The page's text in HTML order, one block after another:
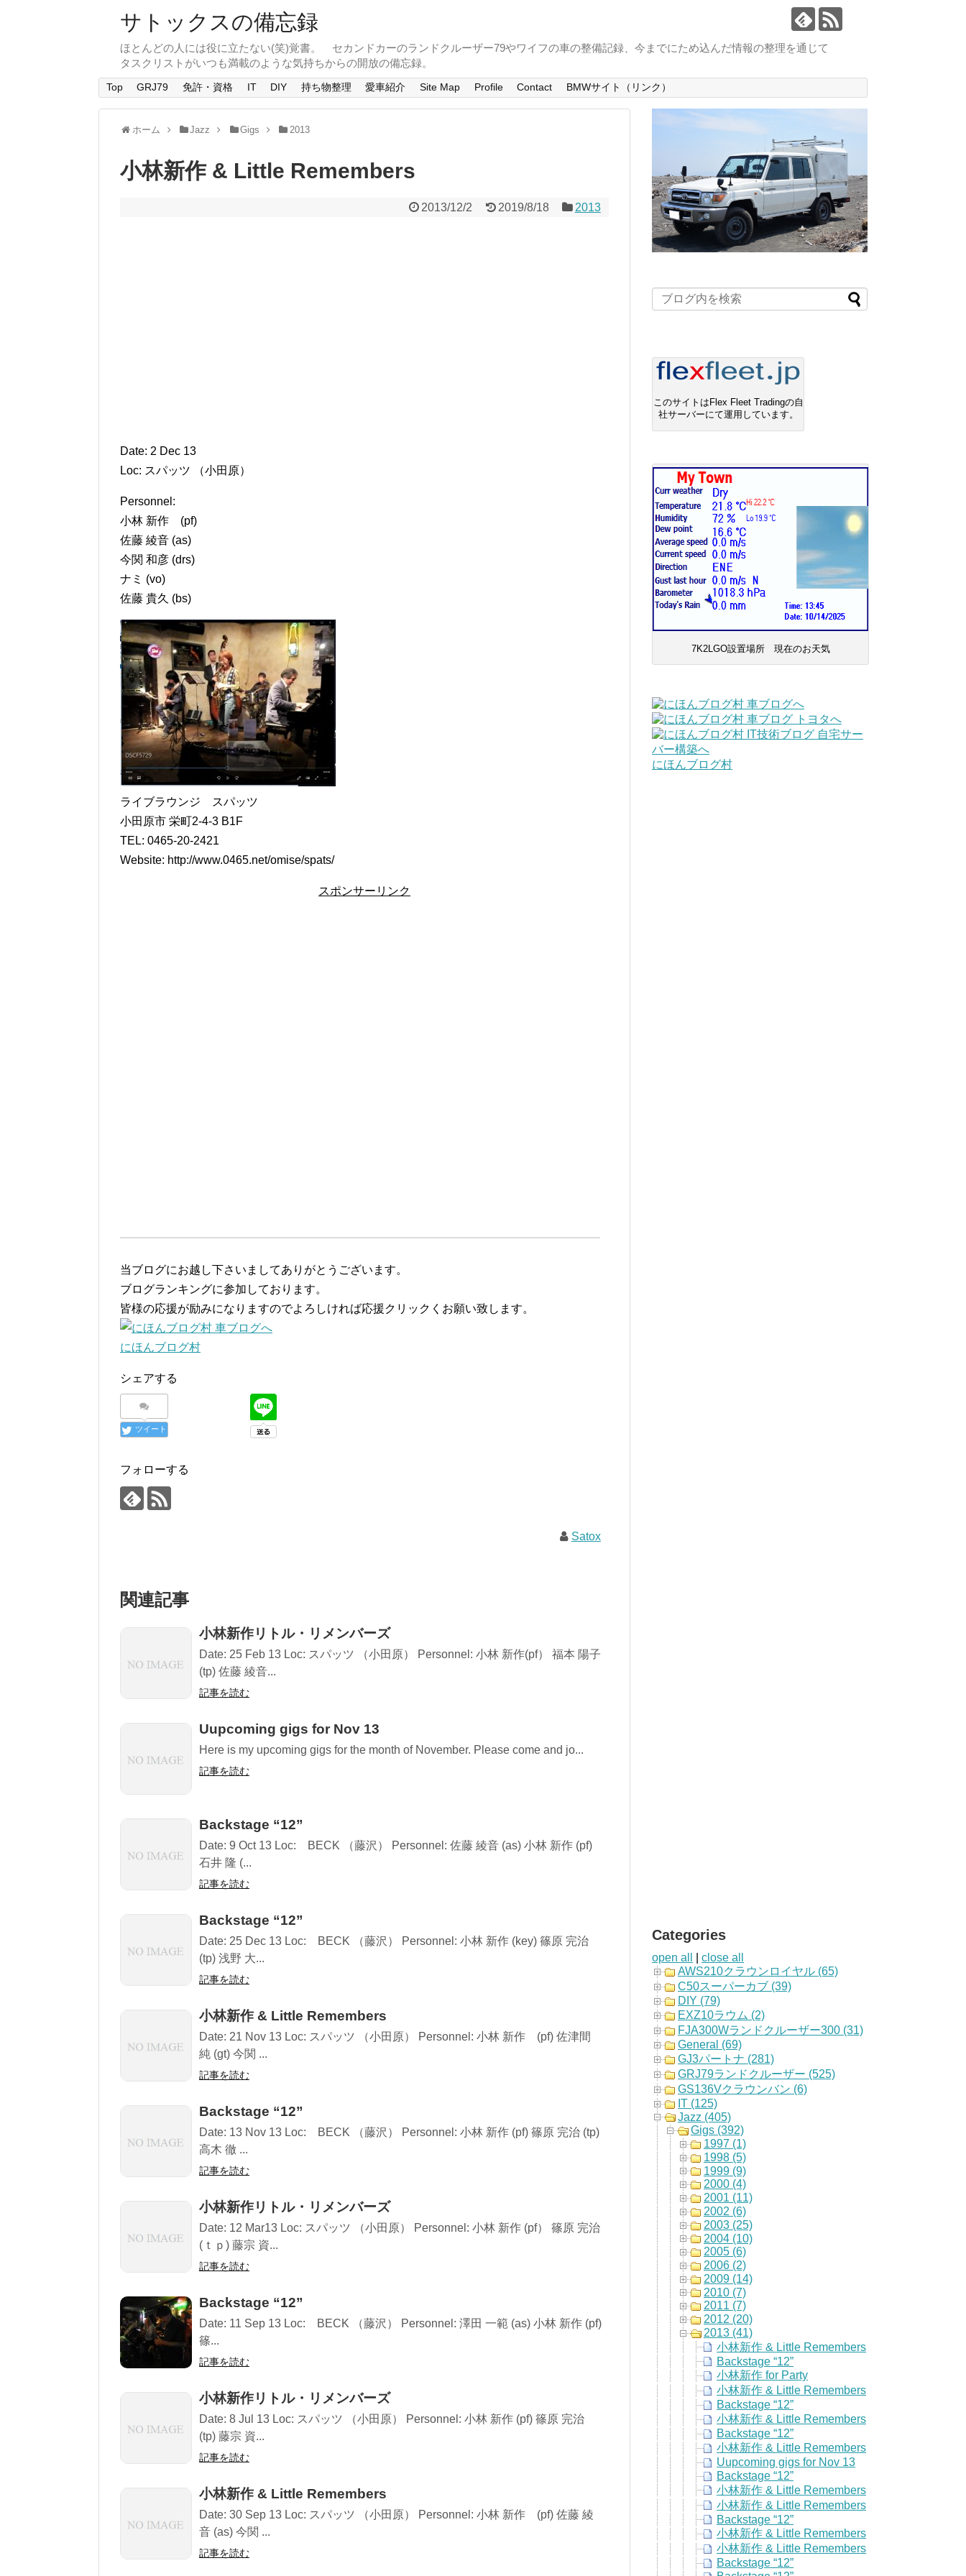
サトックスの備忘録
ほとんどの人には役に立たない(笑)覚書。 セカンドカーのランドクルーザー79やワイフの車の整備記録、今までにため込んだ情報の整理を通じて
タスクリストがいつも満載のような気持ちからの開放の備忘録。
Top GRJ79 免許・資格 IT DIY 持ち物整理 愛車紹介 Site Map Profile Contact BMWサイト（リンク）
ホーム Jazz Gigs 2013
小林新作 & Little Remembers
2013/12/2 2019/8/18 2013
Date: 2 Dec 13
Loc: スパッツ （小田原）
Personnel:
小林 新作 (pf)
佐藤 綾音 (as)
今関 和彦 (drs)
ナミ (vo)
佐藤 貴久 (bs)
ライブラウンジ スパッツ
小田原市 栄町2-4-3 B1F
TEL: 0465-20-2421
Website: http://www.0465.net/omise/spats/
スポンサーリンク
当ブログにお越し下さいましてありがとうございます。
ブログランキングに参加しております。
皆様の応援が励みになりますのでよろしければ応援クリックくお願い致します。
にほんブログ村
シェアする
ツイート
フォローする
Satox
関連記事
小林新作リトル・リメンバーズ
Date: 25 Feb 13 Loc: スパッツ （小田原） Personnel: 小林 新作(pf） 福本 陽子
(tp) 佐藤 綾音...
記事を読む
Uupcoming gigs for Nov 13
Here is my upcoming gigs for the month of November. Please come and jo...
記事を読む
Backstage “12”
Date: 9 Oct 13 Loc: BECK （藤沢） Personnel: 佐藤 綾音 (as) 小林 新作 (pf)
石井 隆 (...
記事を読む
Backstage “12”
Date: 25 Dec 13 Loc: BECK （藤沢） Personnel: 小林 新作 (key) 篠原 完治
(tp) 浅野 大...
記事を読む
小林新作 & Little Remembers
Date: 21 Nov 13 Loc: スパッツ （小田原） Personnel: 小林 新作 (pf) 佐津間
純 (gt) 今関 ...
記事を読む
Backstage “12”
Date: 13 Nov 13 Loc: BECK （藤沢） Personnel: 小林 新作 (pf) 篠原 完治 (tp)
高木 徹 ...
記事を読む
小林新作リトル・リメンバーズ
Date: 12 Mar13 Loc: スパッツ （小田原） Personnel: 小林 新作 (pf） 篠原 完治
(ｔｐ) 藤宗 資...
記事を読む
Backstage “12”
Date: 11 Sep 13 Loc: BECK （藤沢） Personnel: 澤田 一範 (as) 小林 新作 (pf)
篠...
記事を読む
小林新作リトル・リメンバーズ
Date: 8 Jul 13 Loc: スパッツ （小田原） Personnel: 小林 新作 (pf) 篠原 完治
(tp) 藤宗 資...
記事を読む
小林新作 & Little Remembers
Date: 30 Sep 13 Loc: スパッツ （小田原） Personnel: 小林 新作 (pf) 佐藤 綾
音 (as) 今関 ...
記事を読む
このサイトはFlex Fleet Tradingの自
社サーバーにて運用しています。
7K2LGO設置場所 現在のお天気
にほんブログ村
Categories
open all
close all
AWS210クラウンロイヤル (65)
C50スーパーカブ (39)
DIY (79)
EXZ10ラウム (2)
FJA300Wランドクルーザー300 (31)
General (69)
GJ3パートナ (281)
GRJ79ランドクルーザー (525)
GS136Vクラウンバン (6)
IT (125)
Jazz (405)
Gigs (392)
1997 (1)
1998 (5)
1999 (9)
2000 (4)
2001 (11)
2002 (6)
2003 (25)
2004 (10)
2005 (6)
2006 (2)
2009 (14)
2010 (7)
2011 (7)
2012 (20)
2013 (41)
小林新作 & Little Remembers
Backstage “12”
小林新作 for Party
小林新作 & Little Remembers
Backstage “12”
小林新作 & Little Remembers
Backstage “12”
小林新作 & Little Remembers
Uupcoming gigs for Nov 13
Backstage “12”
小林新作 & Little Remembers
小林新作 & Little Remembers
Backstage “12”
小林新作 & Little Remembers
小林新作 & Little Remembers
Backstage “12”